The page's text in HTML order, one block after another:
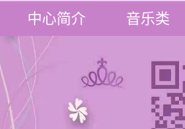
中心简介 音乐类